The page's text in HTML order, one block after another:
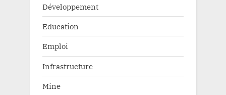
Développement
Education
Emploi
Infrastructure
Mine